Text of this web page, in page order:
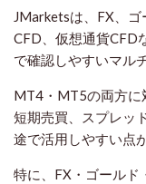
JMarketsは、FX、
CFD、仮想通貨CFD
で確認しやすいマル
MT4・MT5の両方に
短期売買、スプレッ
途で活用しやすい点
特に、FX・ゴールド